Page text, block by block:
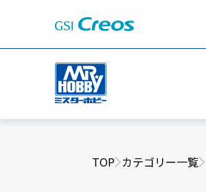
TOP カテゴリー一覧